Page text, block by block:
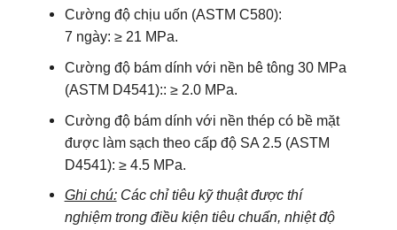
Cường độ chịu uốn (ASTM C580):
7 ngày: ≥ 21 MPa.
Cường độ bám dính với nền bê tông 30 MPa
(ASTM D4541):: ≥ 2.0 MPa.
Cường độ bám dính với nền thép có bề mặt
được làm sạch theo cấp độ SA 2.5 (ASTM
D4541): ≥ 4.5 MPa.
Ghi chú:Các chỉ tiêu kỹ thuật được thí
nghiệm trong điều kiện tiêu chuẩn, nhiệt độ